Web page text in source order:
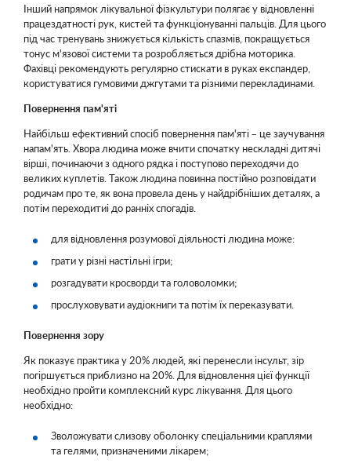
Інший напрямок лікувальної фізкультури полягає у відновленні
працездатності рук, кистей та функціонуванні пальців. Для цього
під час тренувань знижується кількість спазмів, покращується
тонус м'язової системи та розробляється дрібна моторика.
Фахівці рекомендують регулярно стискати в руках експандер,
користуватися гумовими джгутами та різними перекладинами.
Повернення пам'яті
Найбільш ефективний спосіб повернення пам'яті – це заучування
напам'ять. Хвора людина може вчити спочатку нескладні дитячі
вірші, починаючи з одного рядка і поступово переходячи до
великих куплетів. Також людина повинна постійно розповідати
родичам про те, як вона провела день у найдрібніших деталях, а
потім переходитиі до ранніх спогадів.
для відновлення розумової діяльності людина може:
грати у різні настільні ігри;
розгадувати кросворди та головоломки;
прослуховувати аудіокниги та потім їх переказувати.
Повернення зору
Як показує практика у 20% людей, які перенесли інсульт, зір
погіршується приблизно на 20%. Для відновлення цієї функції
необхідно пройти комплексний курс лікування. Для цього
необхідно:
Зволожувати слизову оболонку спеціальними краплями
та гелями, призначеними лікарем;